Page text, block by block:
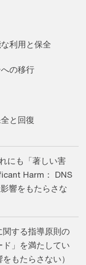
利用と保全
の移行
と回復
にも「著しい害
Harm： DNS
響をもたらさな
関する指導原則の
」を満たしてい
もたらさない）